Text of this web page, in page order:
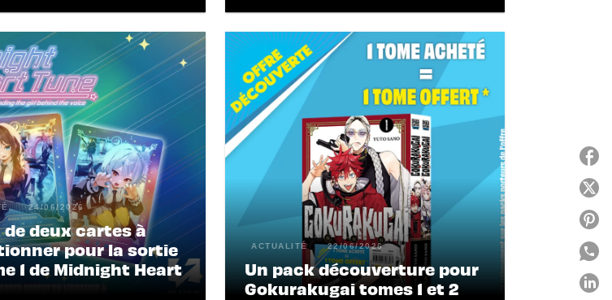
24/06/2026
de deux cartes à
pour la sortie
1 de Midnight Heart
ACTUALITÉ 22/06/2026
Un pack découverture pour
Gokurakugai tomes 1 et 2